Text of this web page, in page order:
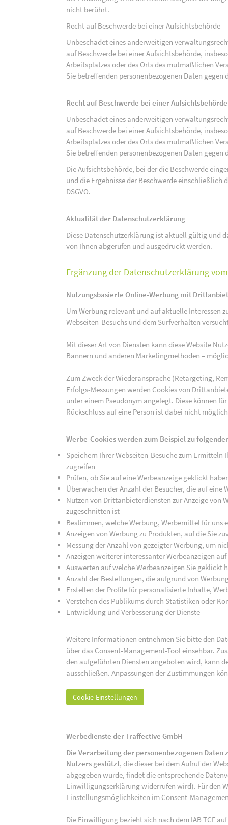
nicht berührt.
Recht auf Beschwerde bei einer Aufsichtsbehörde
Unbeschadet eines anderweitigen
auf Beschwerde bei einer Aufsichtsbehörde,
Arbeitsplatzes oder des Orts des mutmaßlichen
Sie betreffenden personenbezogenen Daten gegen
Recht auf Beschwerde bei einer Aufsichtsbehörde
Unbeschadet eines anderweitigen
auf Beschwerde bei einer Aufsichtsbehörde,
Arbeitsplatzes oder des Orts des mutmaßlichen
Sie betreffenden personenbezogenen Daten gegen
Die Aufsichtsbehörde, bei der die Beschwerde
und die Ergebnisse der Beschwerde
DSGVO.
Aktualität der Datenschutzerklärung
Diese Datenschutzerklärung ist aktuell gültig und
von Ihnen abgerufen und ausgedruckt werden.
Ergänzung der Datenschutzerklärung
Nutzungsbasierte Online-Werbung mit
Um Werbung relevant und auf aktuelle Interessen
Webseiten-Besuchs und dem Surfverhalten
Mit dieser Art von Diensten kann diese Website
Bannern und anderen Marketingmethoden –
Zum Zweck der Wiederansprache (Retargeting,
Erfolgs-Messungen werden Cookies von
unter einem Pseudonym angelegt. Diese können
Rückschluss auf eine Person ist dabei nicht
Werbe-Cookies werden zum Beispiel zu
Speichern Ihrer Webseiten-Besuche zum
zugreifen
Prüfen, ob Sie auf eine Werbeanzeige geklickt
Überwachen der Anzahl der Besucher, die auf
Nutzen von Drittanbieterdiensten zur Anzeige von
zugeschnitten ist
Bestimmen, welche Werbung, Werbemittel für uns
Anzeigen von Werbung zu Produkten, auf die Sie
Messung der Anzahl von gezeigter Werbung, um
Anzeigen weiterer interessanter Werbeanzeigen
Auswerten auf welche Werbeanzeigen Sie geklickt
Anzahl der Bestellungen, die aufgrund von
Erstellen der Profile für personalisierte Inhalte,
Verstehen des Publikums durch Statistiken oder
Entwicklung und Verbesserung der Dienste
Weitere Informationen entnehmen Sie bitte den
über das Consent-Management-Tool einsehbar.
den aufgeführten Diensten angeboten wird, kann
ausschließen. Anpassungen der Zustimmungen
Cookie-Einstellungen
Werbedienste der Traffective GmbH
Die Verarbeitung der personenbezogenen
Nutzers gestützt, die dieser bei dem Aufruf der
abgegeben wurde, findet die entsprechende
Einwilligungserklärung widerrufen wird). Für den
Einstellungsmöglichkeiten im Consent-
Die Einwilligung bezieht sich nach dem IAB TCF